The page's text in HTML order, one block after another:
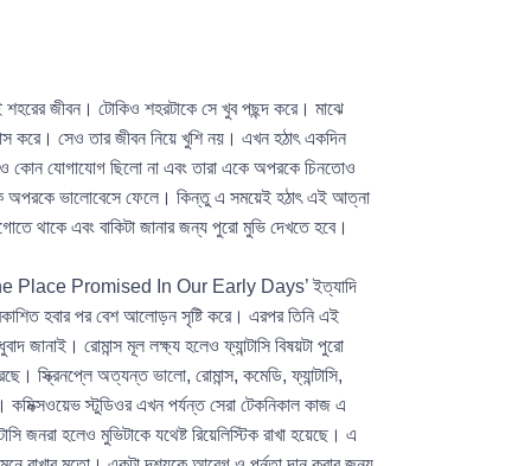
জীবন। টোকিও শহরটাকে সে খুব পছন্দ করে। মাঝে
করে। সেও তার জীবন নিয়ে খুশি নয়। এখন হঠাৎ একদিন
কোন যোগাযোগ ছিলো না এবং তারা একে অপরকে চিনতোও
অপরকে ভালোবেসে ফেলে। কিন্তু এ সময়েই হঠাৎ এই আত্না
থাকে এবং বাকিটা জানার জন্য পুরো মুভি দেখতে হবে।
Place Promised In Our Early Days’ ইত্যাদি
হবার পর বেশ আলোড়ন সৃষ্টি করে। এরপর তিনি এই
রোমান্স মূল লক্ষ্য হলেও ফ্যান্টাসি বিষয়টা পুরো
স্ক্রিনপ্লে অত্যন্ত ভালো, রোমান্স, কমেডি, ফ্যান্টাসি,
স্টুডিওর এখন পর্যন্ত সেরা টেকনিকাল কাজ এ
জনরা হলেও মুভিটাকে যথেষ্ট রিয়েলিস্টিক রাখা হয়েছে। এ